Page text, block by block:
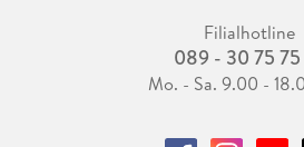
Filialhotline
089 - 30 75 75
Mo. - Sa. 9.00 -